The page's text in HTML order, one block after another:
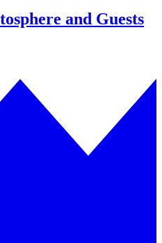
and Guests